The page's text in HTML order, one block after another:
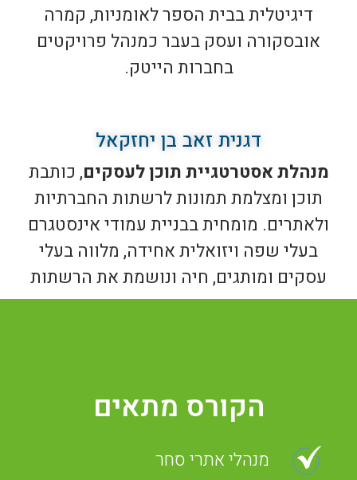
דיגיטלית בבית הספר לאומניות, קמרה
אובסקורה ועסק בעבר כמנהל פרויקטים
בחברות הייטק.
דגנית זאב בן יחזקאל
מנהלת אסטרטגיית תוכן לעסקים, כותבת
תוכן ומצלמת תמונות לרשתות החברתיות
ולאתרים. מומחית בבניית עמודי אינסטגרם
בעלי שפה ויזואלית אחידה, מלווה בעלי
עסקים ומותגים, חיה ונושמת את הרשתות
הקורס מתאים
מנהלי אתרי סחר